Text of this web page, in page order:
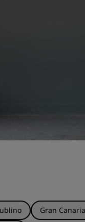
Gran Canaria